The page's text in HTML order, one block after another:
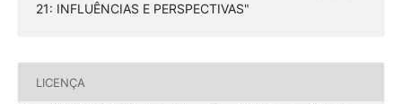
21: INFLUÊNCIAS E PERSPECTIVAS"
LICENÇA